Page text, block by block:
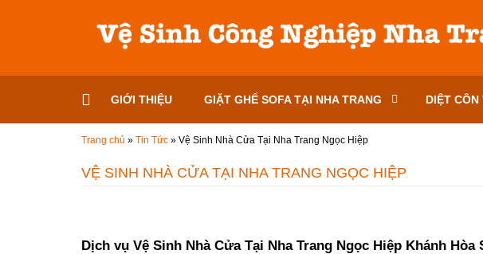
GIỚI THIỆU GIẶT GHẾ SOFA TẠI NHA TRANG DIỆT CÔN
Trang chủ » Tin Tức » Vệ Sinh Nhà Cửa Tại Nha Trang Ngọc Hiệp
VỆ SINH NHÀ CỬA TẠI NHA TRANG NGỌC HIỆP
Dịch vụ Vệ Sinh Nhà Cửa Tại Nha Trang Ngọc Hiệp Khánh Hòa